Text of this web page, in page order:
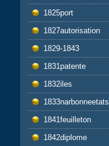
1825port
1827autorisation
1829-1843
1831patente
1832iles
1833narbonneetats
1841feuilleton
1842diplome